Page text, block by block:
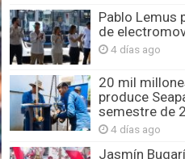
Pablo Lemus
de
4 días ago
20 mil
produce
semestre de
4 días ago
Jasmín